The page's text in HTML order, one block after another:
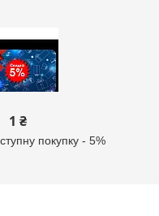
1 ₴
покупку - 5%